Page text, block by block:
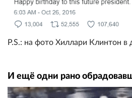
P.S.: на фото Хиллари Клинтон в
И ещё одни рано